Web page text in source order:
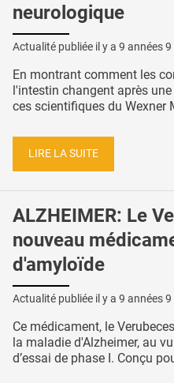
neurologique
Actualité publiée il y a 9 années
En montrant comment les
l'intestin changent après
ces scientifiques du Wexner
LIRE LA SUITE
ALZHEIMER: Le
nouveau
d'amyloïde
Actualité publiée il y a 9 années
Ce médicament, le
la maladie d'Alzheimer, au
d’essai de phase I. Conçu